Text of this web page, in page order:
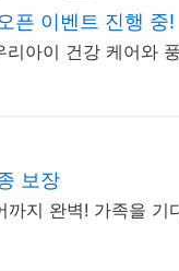
픈 이벤트 진행 중!
아이 건강 케어와
보장
지 완벽! 가족을 기